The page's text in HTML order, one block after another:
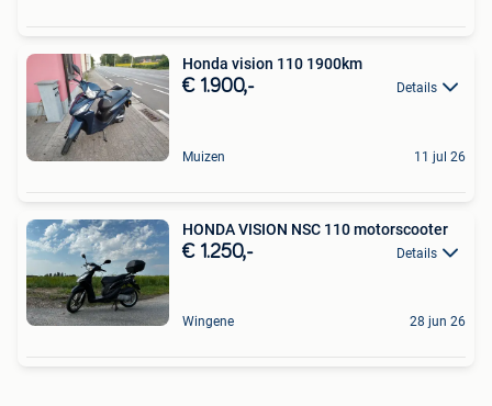
Honda vision 110 1900km
€ 1.900,- Details
Muizen 11 jul 26
HONDA VISION NSC 110 motorscooter
€ 1.250,- Details
Wingene 28 jun 26